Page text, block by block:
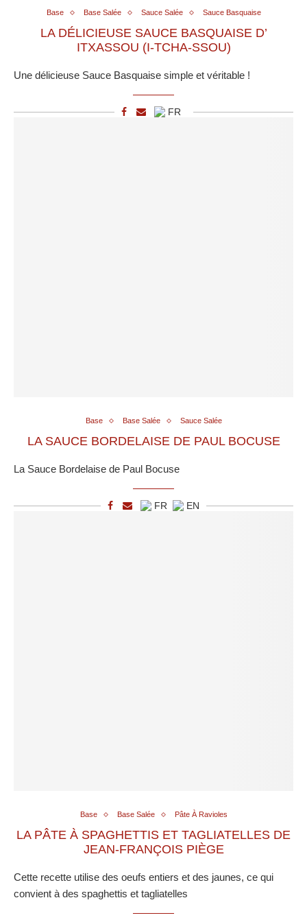
Base Base Salée Sauce Salée Sauce Basquaise
LA DÉLICIEUSE SAUCE BASQUAISE D’
ITXASSOU (I-TCHA-SSOU)
Une délicieuse Sauce Basquaise simple et véritable !
FR
Base Base Salée Sauce Salée
LA SAUCE BORDELAISE DE PAUL BOCUSE
La Sauce Bordelaise de Paul Bocuse
FR EN
Base Base Salée Pâte À Ravioles
LA PÂTE À SPAGHETTIS ET TAGLIATELLES DE
JEAN-FRANÇOIS PIÈGE
Cette recette utilise des oeufs entiers et des jaunes, ce qui
convient à des spaghettis et tagliatelles